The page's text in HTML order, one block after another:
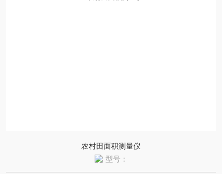
农村田面积测量仪
型号：